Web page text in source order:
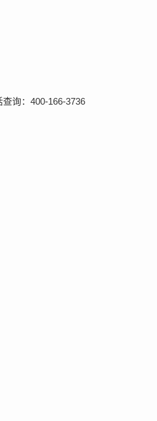
询：400-166-3736